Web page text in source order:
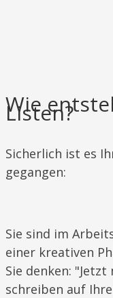
Wie
Listen?
​Sicherlich ist es
gegangen:
Sie sind im
einer kreativen
Sie denken:
schreiben auf